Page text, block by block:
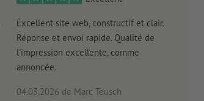
Excellent site web, constructif et clair.
Réponse et envoi rapide. Qualité de
l'impression excellente, comme
annoncée.
04.03.2026 de Marc Teusch